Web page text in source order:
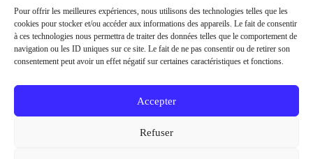
Pour offrir les meilleures expériences, nous utilisons des technologies telles que les
cookies pour stocker et/ou accéder aux informations des appareils. Le fait de consentir
à ces technologies nous permettra de traiter des données telles que le comportement de
navigation ou les ID uniques sur ce site. Le fait de ne pas consentir ou de retirer son
consentement peut avoir un effet négatif sur certaines caractéristiques et fonctions.
Accepter
Refuser
Addresse :
1 place de l'église 63260 Thuret
Phone:
04 73 97 91 58
E-mail :
Permanences :
Lundi et jeudi 13h30 - 17h30 / Mardi et